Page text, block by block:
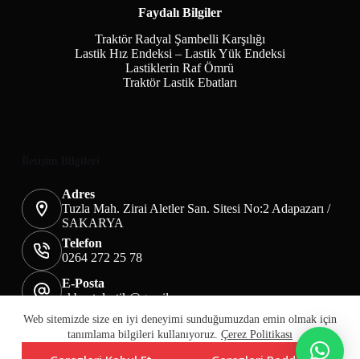
Web sitemizde size en iyi deneyimi sunduğumuzdan emin olmak için
tanımlama bilgileri kullanıyoruz. Çerez Politikası
Faydalı Bilgiler
Traktör Radyal Şambelli Karşılığı
Lastik Hız Endeksi – Lastik Yük Endeksi
Lastiklerin Raf Ömrü
Traktör Lastik Ebatları
Adres
Tuzla Mah. Zirai Aletler San. Sitesi No:2 Adapazarı /
SAKARYA
Telefon
0264 272 25 78
E-Posta
akbaotolastik@gmail.com
Mesafeli Satış Sözleşmesi
Teslimat&İade
Üyelik KVKK Sayfası
Çerez Politikası